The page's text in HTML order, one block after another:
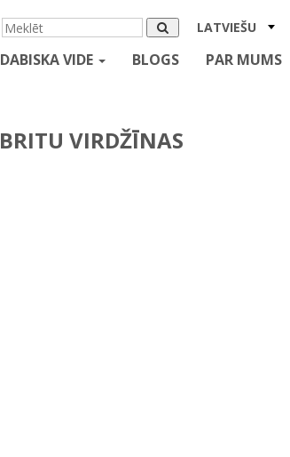
LATVIEŠU
DABISKA VIDE BLOGS PAR MUMS
BRITU VIRDŽĪNAS